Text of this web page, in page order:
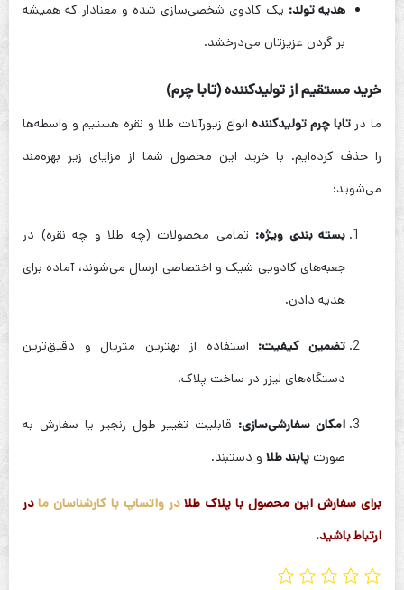
هدیه تولد: یک کادوی شخصی‌سازی شده و معنادار که همیشه
بر گردن عزیزتان می‌درخشد.
خرید مستقیم از تولیدکننده (تابا چرم)
ما درتابا چرم تولیدکنندهانواع زیورآلات طلا و نقره هستیم و واسطه‌ها
را حذف کرده‌ایم. با خرید این محصول شما از مزایای زیر بهره‌مند
می‌شوید:
بسته بندی ویژه: تمامی محصولات (چه طلا و چه نقره) در
جعبه‌های کادویی شیک و اختصاصی ارسال می‌شوند، آماده برای
هدیه دادن.
تضمین کیفیت: استفاده از بهترین متریال و دقیق‌ترین
دستگاه‌های لیزر در ساخت پلاک.
امکان سفارشی‌سازی: قابلیت تغییر طول زنجیر یا سفارش به
صورت پابند طلا و دستبند.
برای سفارش این محصول با پلاک طلادر واتساپ با کارشناسان ما در
ارتباط باشید.